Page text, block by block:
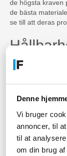
Denne
Vi bruger
annoncer, til
til at
om din brug
de högsta kraven
de bästa
se till att deras
Låt inte din
högkvalitativa
Lowepros
Komfort